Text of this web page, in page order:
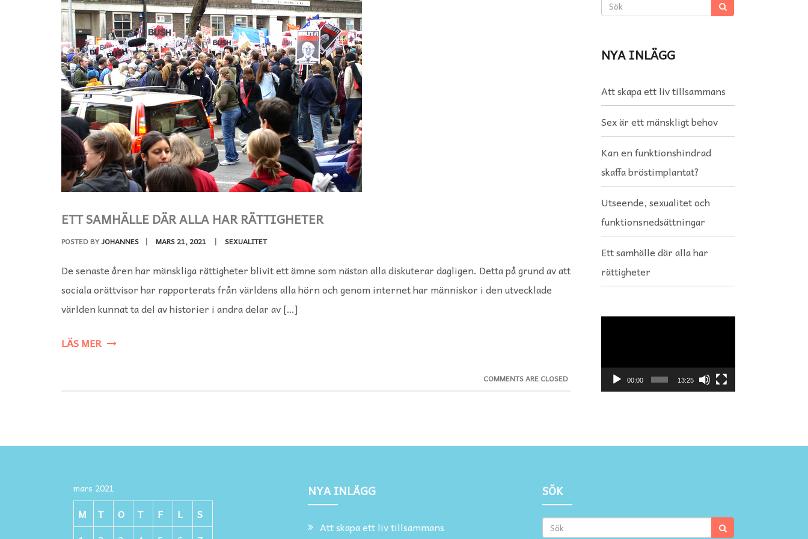
ETT SAMHÄLLE DÄR ALLA HAR RÄTTIGHETER
POSTED BYJOHANNES | MARS 21, 2021 | SEXUALITET
De senaste åren har mänskliga rättigheter blivit ett ämne som nästan alla diskuterar dagligen. Detta på grund av att
sociala orättvisor har rapporterats från världens alla hörn och genom internet har människor i den utvecklade
världen kunnat ta del av historier i andra delar av […]
LÄS MER
COMMENTS ARE CLOSED
NYA INLÄGG
Att skapa ett liv tillsammans
Sex är ett mänskligt behov
Kan en funktionshindrad
skaffa bröstimplantat?
Utseende, sexualitet och
funktionsnedsättningar
Ett samhälle där alla har
rättigheter
00:00 13:25
mars 2021
M T O T F L
S
NYA INLÄGG
Att skapa ett liv tillsammans
SÖK